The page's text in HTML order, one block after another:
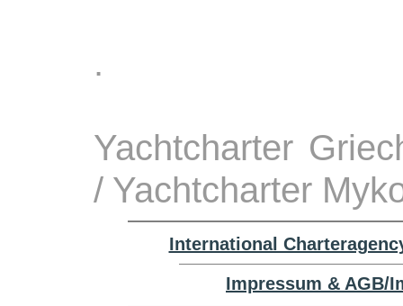
.
Yachtcharter
/ Yachtcharter
International
Impressum & AGB/